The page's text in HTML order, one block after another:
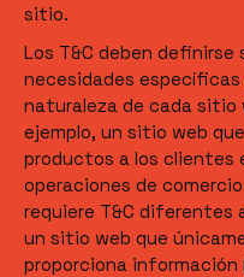
sitio.
Los T&C deben definirse
necesidades específicas
naturaleza de cada sitio
ejemplo, un sitio web
productos a los clientes
operaciones de
requiere T&C diferentes
un sitio web que
proporciona información